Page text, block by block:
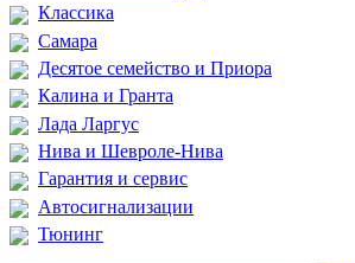
Классика
Самара
Десятое семейство и Приора
Калина и Гранта
Лада Ларгус
Нива и Шевроле-Нива
Гарантия и сервис
Автосигнализации
Тюнинг